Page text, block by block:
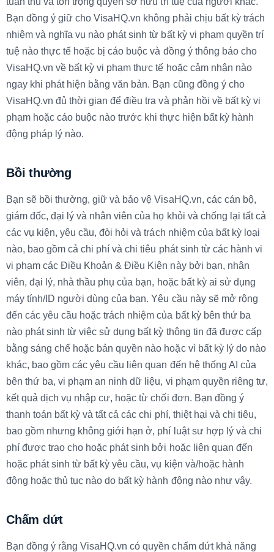
Bạn đồng ý giữ cho VisaHQ.vn không phải chịu bất kỳ trách
nhiệm và nghĩa vụ nào phát sinh từ bất kỳ vi phạm quyền trí
tuệ nào thực tế hoặc bị cáo buộc và đồng ý thông báo cho
VisaHQ.vn về bất kỳ vi phạm thực tế hoặc cảm nhận nào
ngay khi phát hiện bằng văn bản. Bạn cũng đồng ý cho
VisaHQ.vn đủ thời gian để điều tra và phản hồi về bất kỳ vi
phạm hoặc cáo buộc nào trước khi thực hiện bất kỳ hành
động pháp lý nào.
Bồi thường
Bạn sẽ bồi thường, giữ và bảo vệ VisaHQ.vn, các cán bộ,
giám đốc, đại lý và nhân viên của họ khỏi và chống lại tất cả
các vụ kiện, yêu cầu, đòi hỏi và trách nhiệm của bất kỳ loại
nào, bao gồm cả chi phí và chi tiêu phát sinh từ các hành vi
vi phạm các Điều Khoản & Điều Kiện này bởi bạn, nhân
viên, đại lý, nhà thầu phụ của bạn, hoặc bất kỳ ai sử dụng
máy tính/ID người dùng của bạn. Yêu cầu này sẽ mở rộng
đến các yêu cầu hoặc trách nhiệm của bất kỳ bên thứ ba
nào phát sinh từ việc sử dụng bất kỳ thông tin đã được cấp
bằng sáng chế hoặc bản quyền nào hoặc vì bất kỳ lý do nào
khác, bao gồm các yêu cầu liên quan đến hệ thống AI của
bên thứ ba, vi phạm an ninh dữ liệu, vi phạm quyền riêng tư,
kết quả dịch vụ nhập cư, hoặc từ chối đơn. Bạn đồng ý
thanh toán bất kỳ và tất cả các chi phí, thiệt hại và chi tiêu,
bao gồm nhưng không giới hạn ở, phí luật sư hợp lý và chi
phí được trao cho hoặc phát sinh bởi hoặc liên quan đến
hoặc phát sinh từ bất kỳ yêu cầu, vụ kiện và/hoặc hành
động hoặc thủ tục nào do bất kỳ hành động nào như vậy.
Chấm dứt
Bạn đồng ý rằng VisaHQ.vn có quyền chấm dứt khả năng